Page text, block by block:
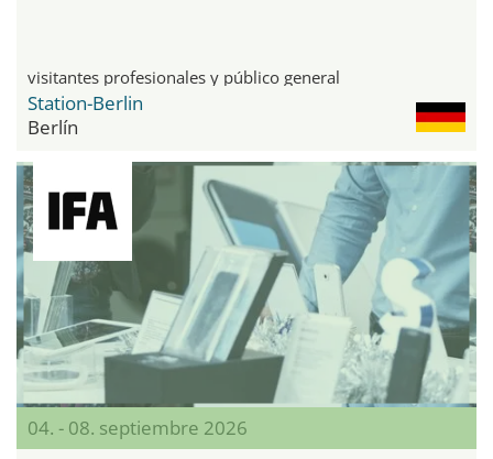
visitantes profesionales y público general
Station-Berlin
Berlín
04. - 08. septiembre 2026